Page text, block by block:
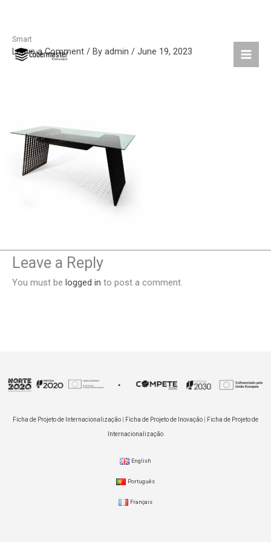
SkipSmart
Leave a Comment / By admin / June 19, 2023
Leave a Reply
You must be logged in to post a comment.
Ficha de Projeto de Internacionalização Ficha de Projeto de Inovação Ficha de Projeto de
Internacionalização
English
Português
Français